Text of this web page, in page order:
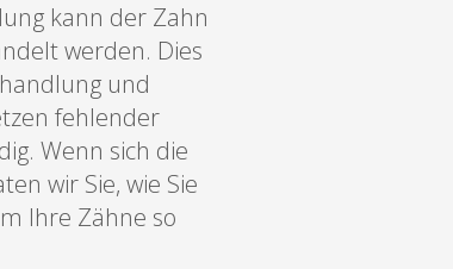
kann der Zahn
werden. Dies
und
fehlender
Wenn sich die
wir Sie, wie Sie
Ihre Zähne so